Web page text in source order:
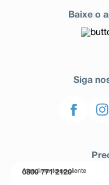
Baixe o
Siga
Atendimento ao cliente
0800 771 2120